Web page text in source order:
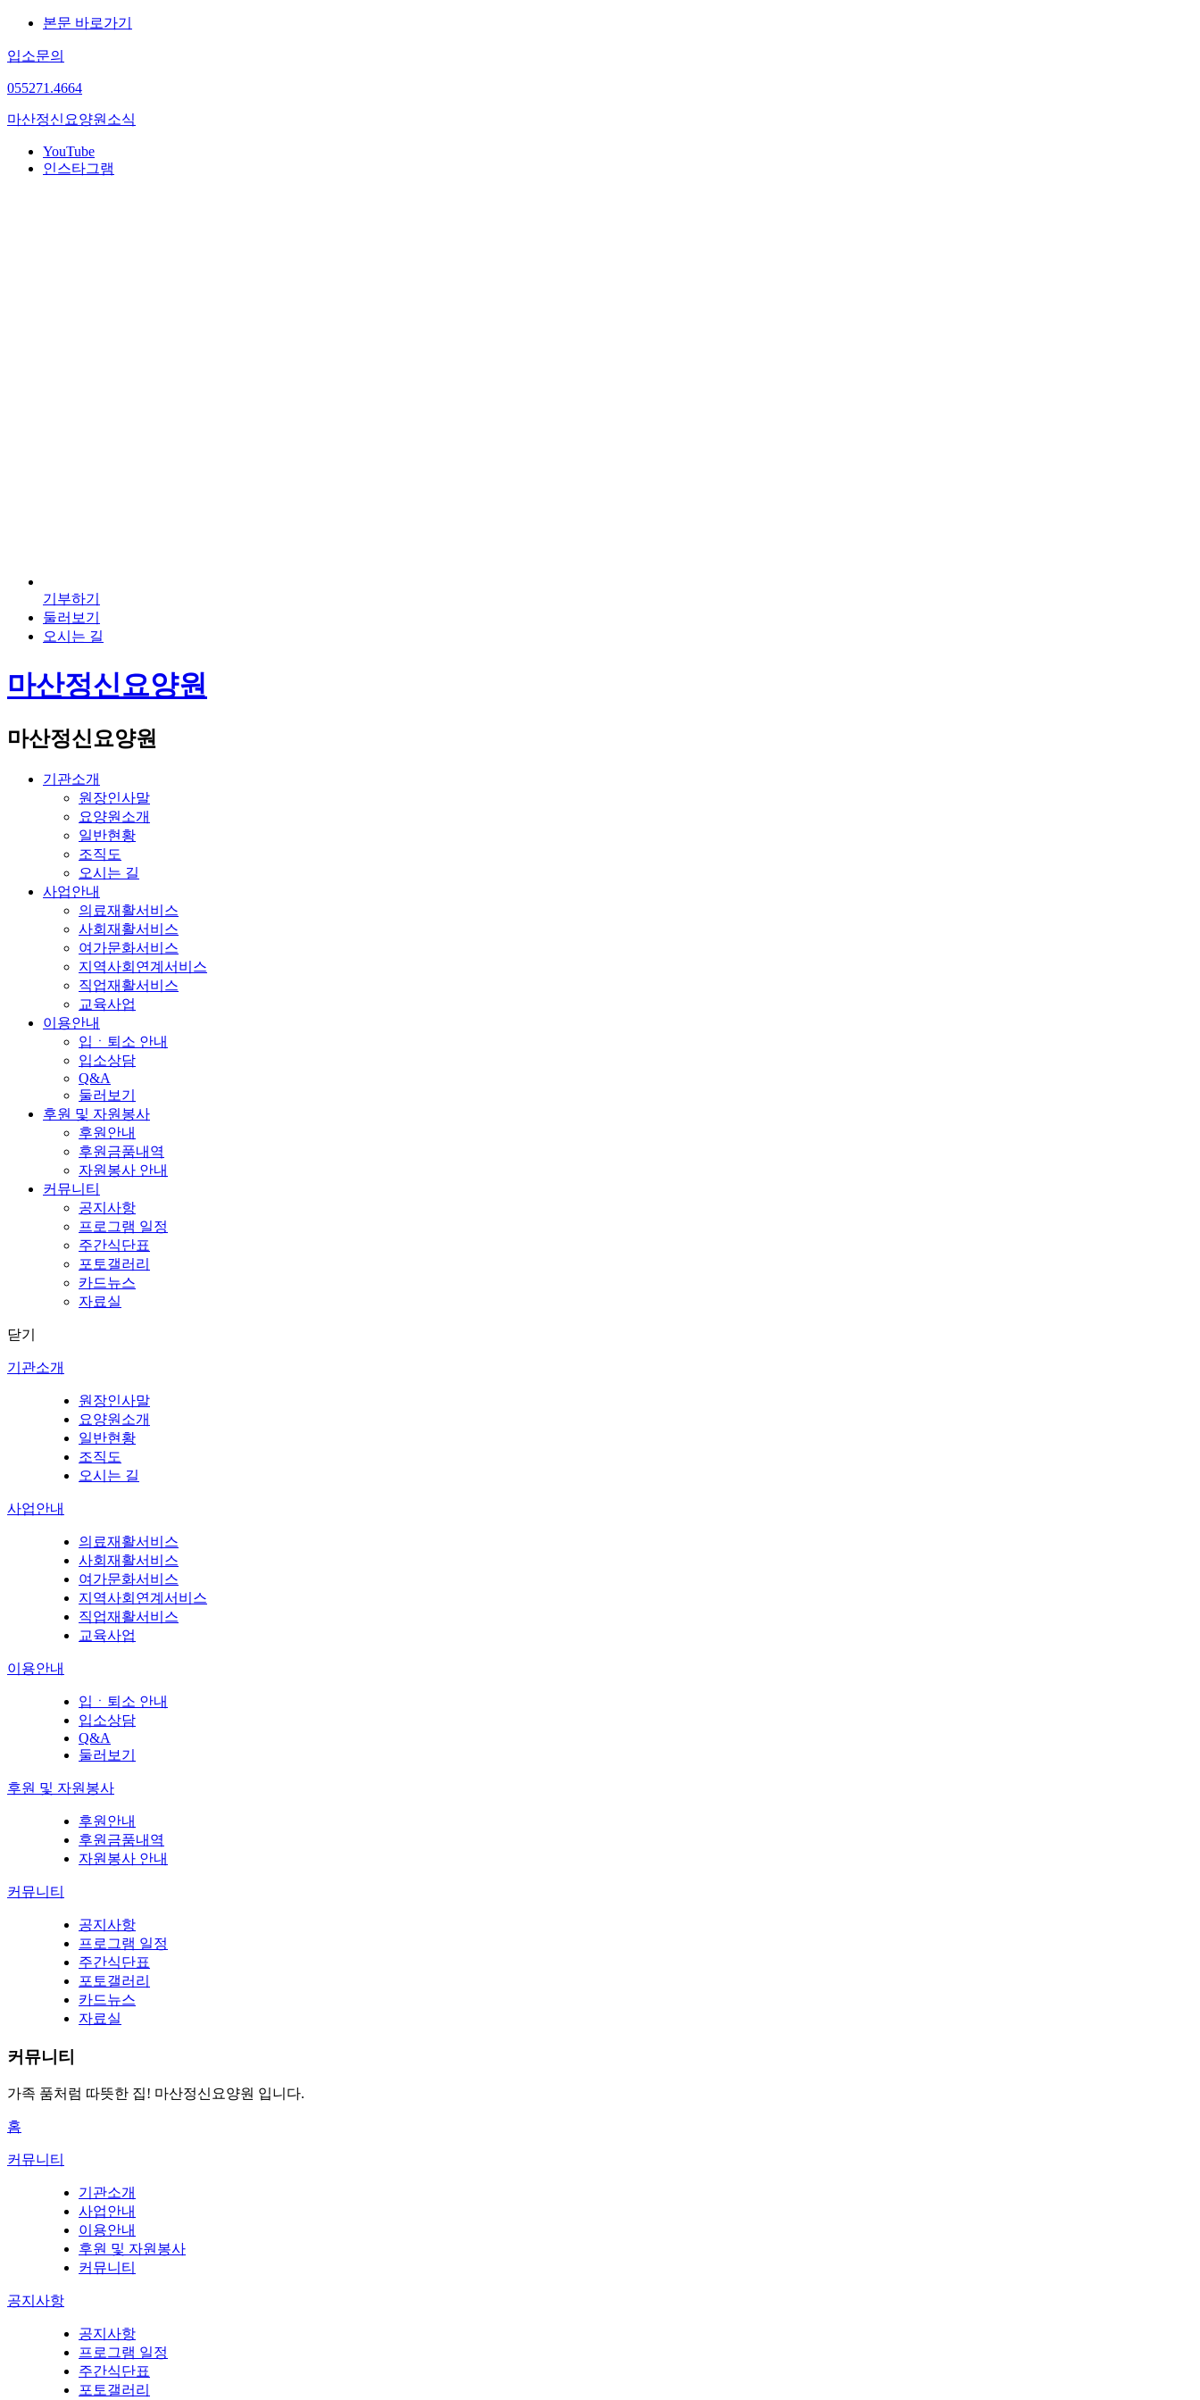
본문 바로가기
입소문의
055271.4664
마산정신요양원 소식
YouTube
인스타그램
기부하기
둘러보기
오시는 길
마산정신요양원
마산정신요양원
기관소개
원장인사말
요양원소개
일반현황
조직도
오시는 길
사업안내
의료재활서비스
사회재활서비스
여가문화서비스
지역사회연계서비스
직업재활서비스
교육사업
이용안내
입ㆍ퇴소 안내
입소상담
Q&A
둘러보기
후원 및 자원봉사
후원안내
후원금품내역
자원봉사 안내
커뮤니티
공지사항
프로그램 일정
주간식단표
포토갤러리
카드뉴스
자료실
닫기
기관소개
원장인사말
요양원소개
일반현황
조직도
오시는 길
사업안내
의료재활서비스
사회재활서비스
여가문화서비스
지역사회연계서비스
직업재활서비스
교육사업
이용안내
입ㆍ퇴소 안내
입소상담
Q&A
둘러보기
후원 및 자원봉사
후원안내
후원금품내역
자원봉사 안내
커뮤니티
공지사항
프로그램 일정
주간식단표
포토갤러리
카드뉴스
자료실
커뮤니티
가족 품처럼 따뜻한 집! 마산정신요양원 입니다.
홈
커뮤니티
기관소개
사업안내
이용안내
후원 및 자원봉사
커뮤니티
공지사항
공지사항
프로그램 일정
주간식단표
포토갤러리